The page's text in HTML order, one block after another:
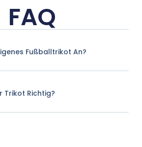
FAQ
Fußballtrikot An?
Trikot Richtig?